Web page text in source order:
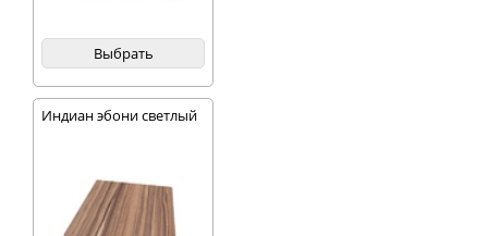
Выбрать
Индиан эбони светлый